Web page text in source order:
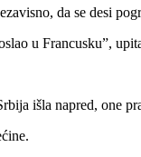
da se desi
u Francusku”,
išla napred, one